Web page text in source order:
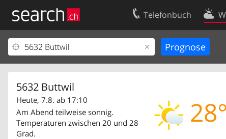
Telefonbuch
5632 Buttwil
28°
Heute, 7.8. ab 17:10
Am Abend teilweise sonnig.
Temperaturen zwischen 20 und 28
Grad.
Ihr Eintrag
Kundencenter Geschäftskunden
Kontakt